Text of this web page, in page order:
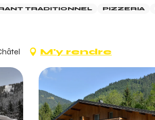
TRADITIONNEL PIZZERIA
M'y rendre